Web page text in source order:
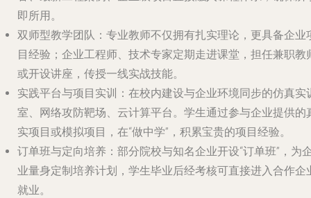
即所用。
双师型教学团队 ：专业教师不仅拥有扎实理论，更具备企业
目经验；企业工程师、技术专家定期走进课堂，担任兼职教
或开设讲座，传授一线实战技能。
实践平台与项目实训
：在校内建设与企业环境同步的仿真实
室、网络攻防靶场、云计算平台。学生通过参与企业提供的
实项目或模拟项目，在“做中学”，积累宝贵的项目经验。
订单班与定向培养 ：部分院校与知名企业开设“订单班”，为
业量身定制培养计划，学生毕业后经考核可直接进入合作企
就业。